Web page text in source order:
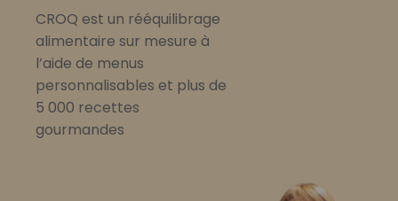
CROQ est un rééquilibrage
alimentaire sur mesure à
l’aide de menus
personnalisables et plus de
5 000 recettes
gourmandes